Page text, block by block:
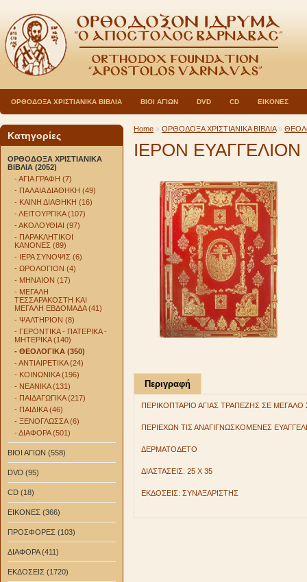
ΟΡΘΟΔΟΞΑ ΧΡΙΣΤΙΑΝΙΚΑ ΒΙΒΛΙΑ ΒΙΟΙ ΑΓΙΩΝ DVD CD ΕΙΚΟΝΕΣ
Κατηγορίες
ΟΡΘΟΔΟΞΑ ΧΡΙΣΤΙΑΝΙΚΑ
ΒΙΒΛΙΑ (2052)
- ΑΓΙΑ ΓΡΑΦΗ (7)
- ΠΑΛΑΙΑ ΔΙΑΘΗΚΗ (49)
- ΚΑΙΝΗ ΔΙΑΘΗΚΗ (16)
- ΛΕΙΤΟΥΡΓΙΚΑ (107)
- ΑΚΟΛΟΥΘΙΑΙ (97)
- ΠΑΡΑΚΛΗΤΙΚΟΙ
ΚΑΝΟΝΕΣ (89)
- ΙΕΡΑ ΣΥΝΟΨΙΣ (6)
- ΩΡΟΛΟΓΙΟΝ (4)
- ΜΗΝΑΙΟΝ (17)
- ΜΕΓΑΛΗ
ΤΕΣΣΑΡΑΚΟΣΤΗ ΚΑΙ
ΜΕΓΑΛΗ ΕΒΔΟΜΑΔΑ (41)
- ΨΑΛΤΗΡΙΟΝ (8)
- ΓΕΡΟΝΤΙΚΑ - ΠΑΤΕΡΙΚΑ -
ΜΗΤΕΡΙΚΑ (140)
- ΘΕΟΛΟΓΙΚΑ (350)
- ΑΝΤΙΑΙΡΕΤΙΚΑ (24)
- ΚΟΙΝΩΝΙΚΑ (196)
- ΝΕΑΝΙΚΑ (131)
- ΠΑΙΔΑΓΩΓΙΚΑ (217)
- ΠΑΙΔΙΚΑ (46)
- ΞΕΝΟΓΛΩΣΣΑ (6)
- ΔΙΑΦΟΡΑ (501)
ΒΙΟΙ ΑΓΙΩΝ (558)
DVD (95)
CD (18)
ΕΙΚΟΝΕΣ (366)
ΠΡΟΣΦΟΡΕΣ (103)
ΔΙΑΦΟΡΑ (411)
ΕΚΔΟΣΕΙΣ (1720)
Home » ΟΡΘΟΔΟΞΑ ΧΡΙΣΤΙΑΝΙΚΑ ΒΙΒΛΙΑ»
ΙΕΡΟΝ ΕΥΑΓΓΕΛΙΟΝ
Περιγραφή
ΠΕΡΙΚΟΠΤΑΡΙΟ ΑΓΙΑΣ ΤΡΑΠΕΖΗΣ ΣΕ
ΠΕΡΙΕΧΩΝ ΤΙΣ ΑΝΑΓΙΓΝΩΣΚΟΜΕΝΕΣ
ΔΕΡΜΑΤΟΔΕΤΟ
ΔΙΑΣΤΑΣΕΙΣ: 25 Χ 35
ΕΚΔΟΣΕΙΣ: ΣΥΝΑΞΑΡΙΣΤΗΣ